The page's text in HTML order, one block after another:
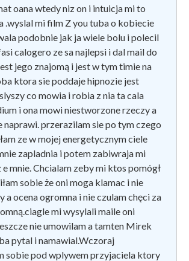
oana wtedy niz on i intuicja mi to
.wyslal mi film Z you tuba o kobiecie
podobnie jak ja wiele bolu i polecil
calogero ze sa najlepsi i dal mail do
jego znajomą i jest w tym timie na
ktora sie poddaje hipnozie jest
co mowia i robia z nia ta cala
i ona mowi niestworzone rzeczy a
naprawi. przerazilam sie po tym czego
ze w mojej energetycznym ciele
zapladnia i potem zabiwraja mi
mnie. Chcialam zeby mi ktos pomógł
sobie że oni moga klamac i nie
a ocena ogromna i nie czulam chęci za
mi wysylali maile oni
nie umowilam a tamten Mirek
pytal i namawial.Wczoraj
sobie pod wplywem przyjaciela ktory